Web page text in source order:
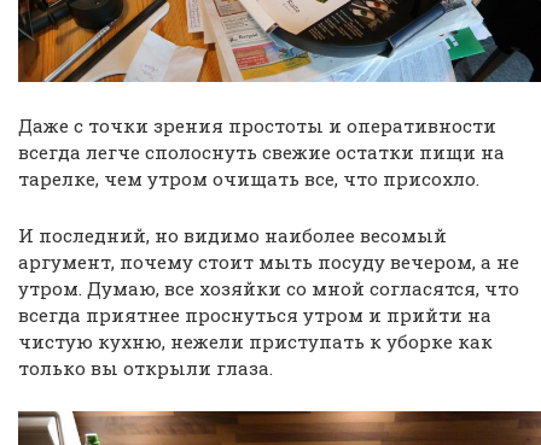
Даже с точки зрения простоты и оперативности
всегда легче сполоснуть свежие остатки пищи на
тарелке, чем утром очищать все, что присохло.
И последний, но видимо наиболее весомый
аргумент, почему стоит мыть посуду вечером, а не
утром. Думаю, все хозяйки со мной согласятся, что
всегда приятнее проснуться утром и прийти на
чистую кухню, нежели приступать к уборке как
только вы открыли глаза.